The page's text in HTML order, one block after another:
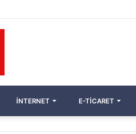
İNTERNET E-TICARET